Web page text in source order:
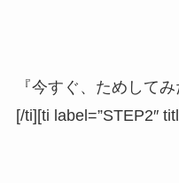
『今すぐ、ためして
[/ti][ti label=”STEP2″